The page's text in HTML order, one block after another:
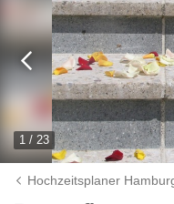
1 / 23
Hochzeitsplaner